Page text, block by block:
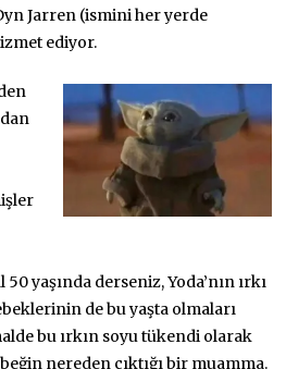
Jarren (ismini her yerde
ediyor.
yaşında derseniz, Yoda’nın ırkı
de bu yaşta olmaları
bu ırkın soyu tükendi olarak
nereden çıktığı bir muamma.